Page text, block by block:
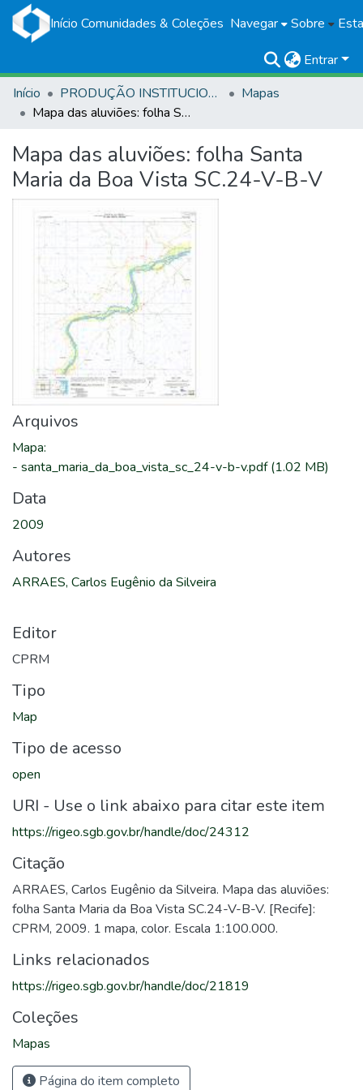
Início Comunidades & Coleções Navegar Sobre
Entrar
Início
PRODUÇÃO INSTITUCIONAL
Mapas
Mapa das aluviões: folha Santa Maria da Boa Vista SC.24-V-B-V
Mapa das aluviões: folha Santa
Maria da Boa Vista SC.24-V-B-V
Arquivos
Mapa:
- santa_maria_da_boa_vista_sc_24-v-b-v.pdf(1.02 MB)
Data
2009
Autores
ARRAES, Carlos Eugênio da Silveira
Editor
CPRM
Tipo
Map
Tipo de acesso
open
URI - Use o link abaixo para citar este item
https://rigeo.sgb.gov.br/handle/doc/24312
Citação
ARRAES, Carlos Eugênio da Silveira. Mapa das aluviões:
folha Santa Maria da Boa Vista SC.24-V-B-V. [Recife]:
CPRM, 2009. 1 mapa, color. Escala 1:100.000.
Links relacionados
https://rigeo.sgb.gov.br/handle/doc/21819
Coleções
Mapas
Página do item completo